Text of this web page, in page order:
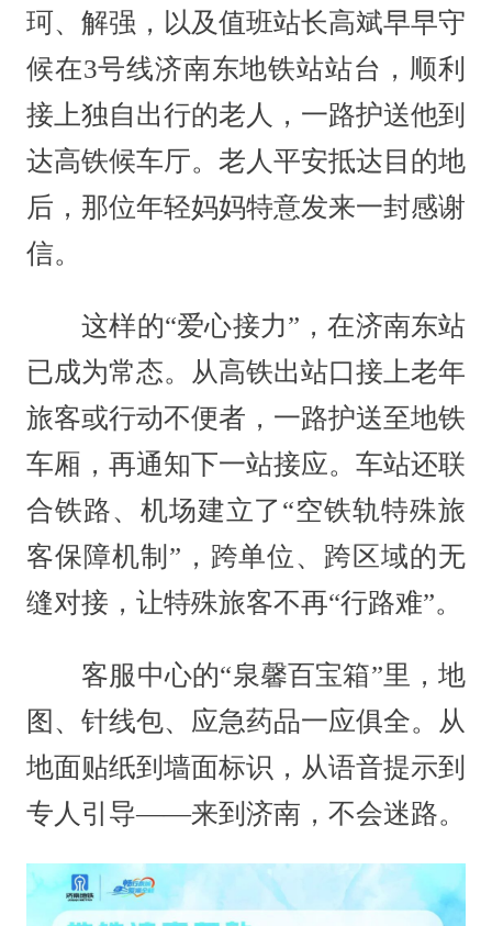
珂、解强，以及值班站长高斌早早守
候在3号线济南东地铁站站台，顺利
接上独自出行的老人，一路护送他到
达高铁候车厅。老人平安抵达目的地
后，那位年轻妈妈特意发来一封感谢
信。
这样的“爱心接力”，在济南东站
已成为常态。从高铁出站口接上老年
旅客或行动不便者，一路护送至地铁
车厢，再通知下一站接应。车站还联
合铁路、机场建立了“空铁轨特殊旅
客保障机制”，跨单位、跨区域的无
缝对接，让特殊旅客不再“行路难”。
客服中心的“泉馨百宝箱”里，地
图、针线包、应急药品一应俱全。从
地面贴纸到墙面标识，从语音提示到
专人引导——来到济南，不会迷路。